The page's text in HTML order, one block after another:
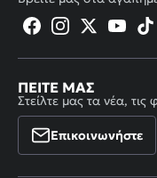
ΠΕΊΤΕ ΜΑΣ
Στείλτε μας τα νέα,
Επικοινωνήστε